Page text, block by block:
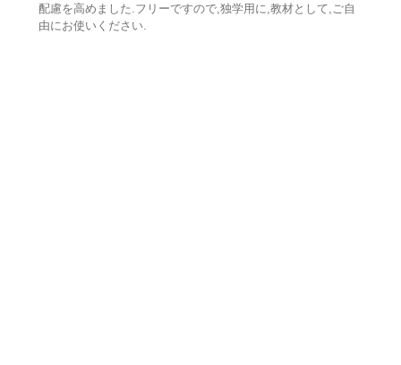
配慮を高めました.フリーですので,独学用に,教材として,ご自
由にお使いください.